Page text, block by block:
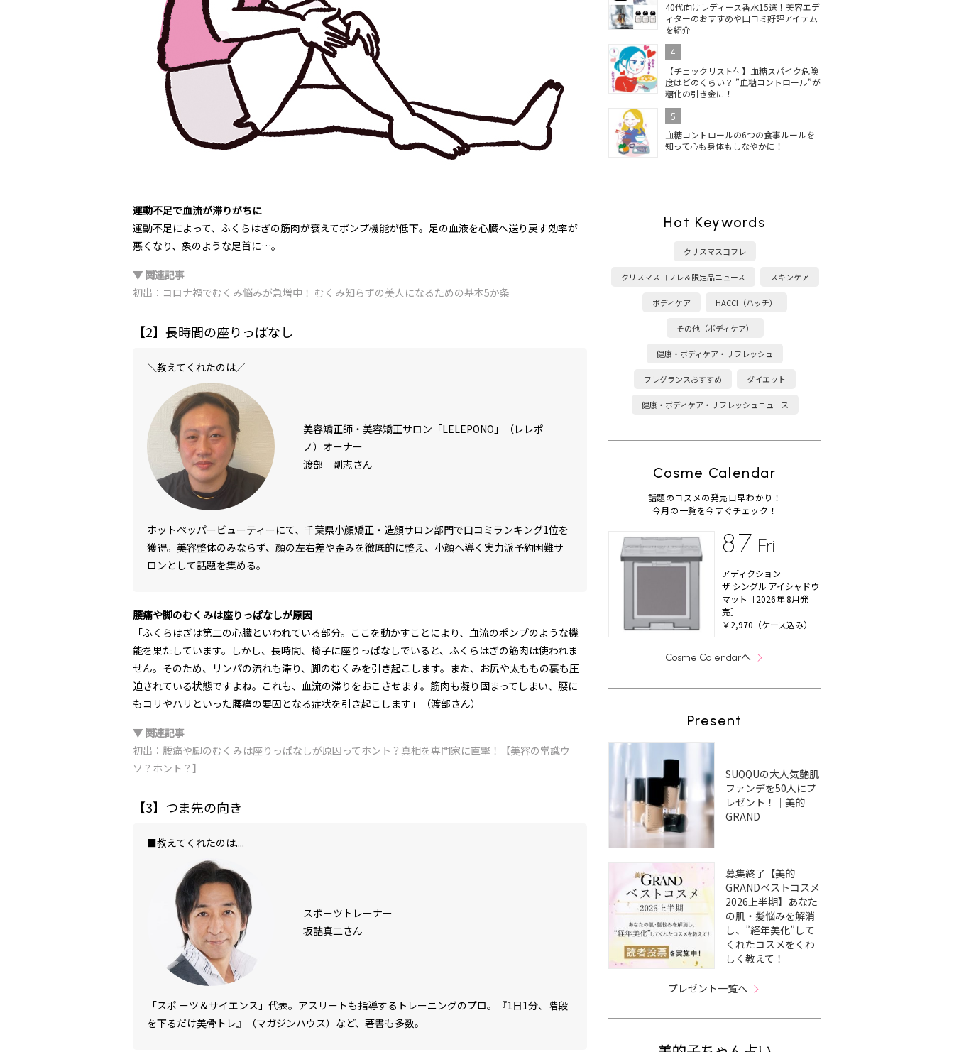
運動不足で血流が滞りがちに
運動不足によって、ふくらはぎの筋肉が衰えてポンプ機能が低下。足の血液を心臓へ送り戻す効率が
悪くなり、象のような足首に…。
▼ 関連記事
初出：コロナ禍でむくみ悩みが急増中！ むくみ知らずの美人になるための基本5か条
【2】長時間の座りっぱなし
＼教えてくれたのは／
美容矯正師・美容矯正サロン「LELEPONO」（レレポ
ノ）オーナー
渡部 剛志さん
ホットペッパービューティーにて、千葉県小顔矯正・造顔サロン部門で口コミランキング1位を
獲得。美容整体のみならず、顔の左右差や歪みを徹底的に整え、小顔へ導く実力派予約困難サ
ロンとして話題を集める。
腰痛や脚のむくみは座りっぱなしが原因
「ふくらはぎは第二の心臓といわれている部分。ここを動かすことにより、血流のポンプのような機
能を果たしています。しかし、長時間、椅子に座りっぱなしでいると、ふくらはぎの筋肉は使われま
せん。そのため、リンパの流れも滞り、脚のむくみを引き起こします。また、お尻や太ももの裏も圧
迫されている状態ですよね。これも、血流の滞りをおこさせます。筋肉も凝り固まってしまい、腰に
もコリやハリといった腰痛の要因となる症状を引き起こします」（渡部さん）
▼ 関連記事
初出：腰痛や脚のむくみは座りっぱなしが原因ってホント？真相を専門家に直撃！【美容の常識ウ
ソ？ホント？】
【3】つま先の向き
■教えてくれたのは....
スポーツトレーナー
坂詰真二さん
「スポ ーツ＆サイエンス」代表。アスリートも指導するトレーニングのプロ。『1日1分、階段
を下るだけ美骨トレ』（マガジンハウス）など、著書も多数。
40代向けレディース香水15選！美容エデ
ィターのおすすめや口コミ好評アイテム
を紹介
4
【チェックリスト付】血糖スパイク危険
度はどのくらい？ ”血糖コントロール”が
糖化の引き金に！
5
血糖コントロールの6つの食事ルールを
知って心も身体もしなやかに！
Hot Keywords
クリスマスコフレ
クリスマスコフレ＆限定品ニュース スキンケア
ボディケア HACCI（ハッチ）
その他（ボディケア）
健康・ボディケア・リフレッシュ
フレグランスおすすめ ダイエット
健康・ボディケア・リフレッシュニュース
Cosme Calendar
話題のコスメの発売日早わかり！
今月の一覧を今すぐチェック！
8.7 Fri
アディクション
ザ シングル アイシャドウ
マット［2026年 8月発
売］
￥2,970（ケース込み）
Cosme Calendarへ
Present
SUQQUの大人気艶肌
ファンデを50人にプ
レゼント！｜美的
GRAND
募集終了【美的
GRANDベストコスメ
2026上半期】あなた
の肌・髪悩みを解消
し、”経年美化”して
くれたコスメをくわ
しく教えて！
プレゼント一覧へ